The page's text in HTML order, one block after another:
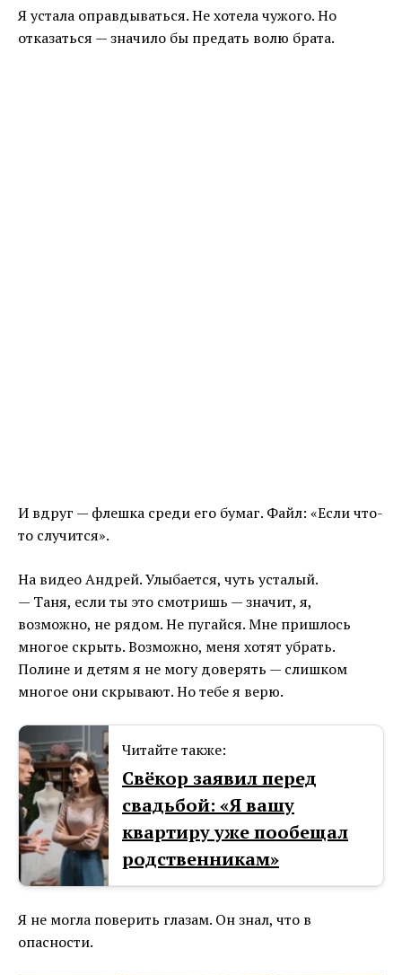
Я устала оправдываться. Не хотела чужого. Но
отказаться — значило бы предать волю брата.
И вдруг — флешка среди его бумаг. Файл: «Если что-
то случится».
На видео Андрей. Улыбается, чуть усталый.
— Таня, если ты это смотришь — значит, я,
возможно, не рядом. Не пугайся. Мне пришлось
многое скрыть. Возможно, меня хотят убрать.
Полине и детям я не могу доверять — слишком
многое они скрывают. Но тебе я верю.
Читайте также:
Cвёкор заявил перед
свадьбой: «Я вашу
квартиру уже пообещал
родственникам»
Я не могла поверить глазам. Он знал, что в
опасности.